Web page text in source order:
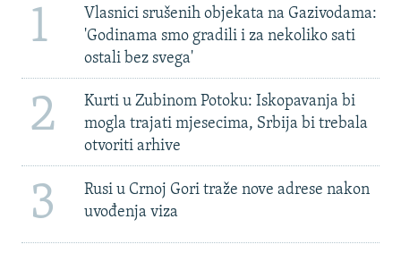
1
Vlasnici srušenih objekata na Gazivodama:
'Godinama smo gradili i za nekoliko sati
ostali bez svega'
2
Kurti u Zubinom Potoku: Iskopavanja bi
mogla trajati mjesecima, Srbija bi trebala
otvoriti arhive
3
Rusi u Crnoj Gori traže nove adrese nakon
uvođenja viza